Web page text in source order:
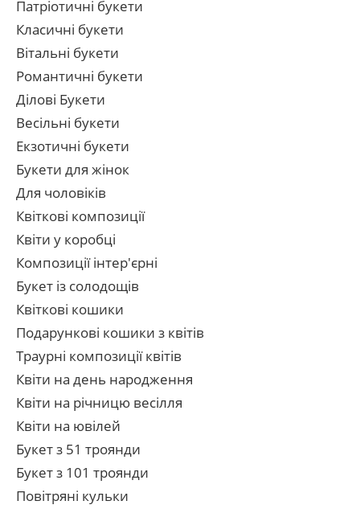
Патріотичні букети
Класичні букети
Вітальні букети
Романтичні букети
Ділові Букети
Весільні букети
Екзотичні букети
Букети для жінок
Для чоловіків
Квіткові композиції
Квіти у коробці
Композиції інтер'єрні
Букет із солодощів
Квіткові кошики
Подарункові кошики з квітів
Траурні композиції квітів
Квіти на день народження
Квіти на річницю весілля
Квіти на ювілей
Букет з 51 троянди
Букет з 101 троянди
Повітряні кульки